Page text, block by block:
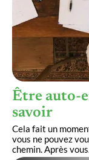
Être auto-
savoir
Cela fait un
vous ne pouvez
chemin. Après vous